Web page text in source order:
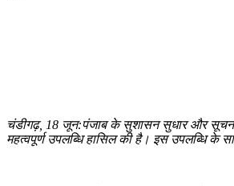
चंडीगढ़, 18 जून:पंजाब के सुशासन सुधार और सूचना
महत्वपूर्ण उपलब्धि हासिल की है। इस उपलब्धि के